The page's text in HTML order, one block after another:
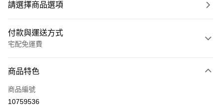
請選擇商品選項
付款與運送方式
宅配免運費
信用卡一次付款
LINE Pay
商品特色
商品編號
10759536